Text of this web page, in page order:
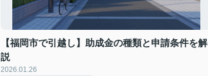
【福岡市で引越し】助成金の種類と申請条件を解
説
2026.01.26